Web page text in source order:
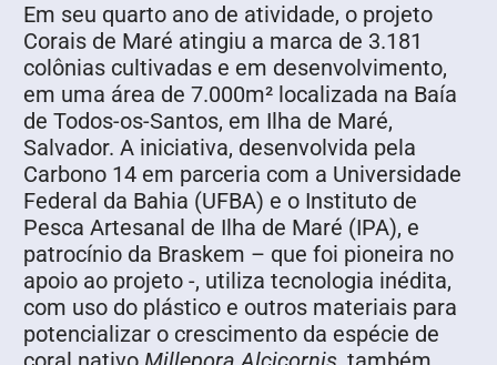
Em seu quarto ano de atividade, o projeto
Corais de Maré atingiu a marca de 3.181
colônias cultivadas e em desenvolvimento,
em uma área de 7.000m² localizada na Baía
de Todos-os-Santos, em Ilha de Maré,
Salvador. A iniciativa, desenvolvida pela
Carbono 14 em parceria com a Universidade
Federal da Bahia (UFBA) e o Instituto de
Pesca Artesanal de Ilha de Maré (IPA), e
patrocínio da Braskem – que foi pioneira no
apoio ao projeto -, utiliza tecnologia inédita,
com uso do plástico e outros materiais para
potencializar o crescimento da espécie de